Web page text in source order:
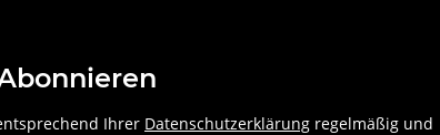
Ihrer Datenschutzerklärung regelmäßig und